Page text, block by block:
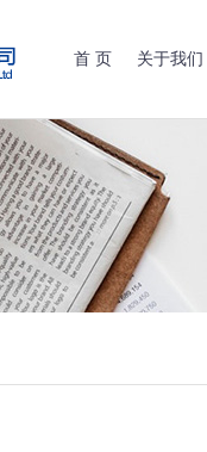
首 页 关于我们